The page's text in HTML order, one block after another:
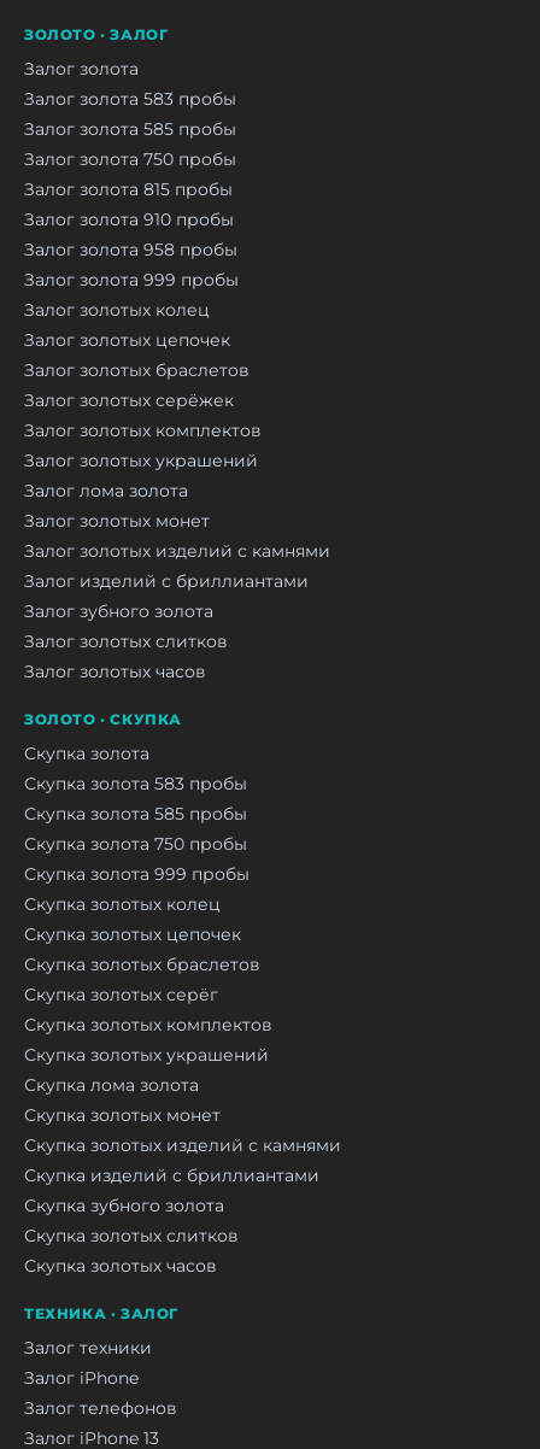
ЗОЛОТО · ЗАЛОГ
Залог золота
Залог золота 583 пробы
Залог золота 585 пробы
Залог золота 750 пробы
Залог золота 815 пробы
Залог золота 910 пробы
Залог золота 958 пробы
Залог золота 999 пробы
Залог золотых колец
Залог золотых цепочек
Залог золотых браслетов
Залог золотых серёжек
Залог золотых комплектов
Залог золотых украшений
Залог лома золота
Залог золотых монет
Залог золотых изделий с камнями
Залог изделий с бриллиантами
Залог зубного золота
Залог золотых слитков
Залог золотых часов
ЗОЛОТО · СКУПКА
Скупка золота
Скупка золота 583 пробы
Скупка золота 585 пробы
Скупка золота 750 пробы
Скупка золота 999 пробы
Скупка золотых колец
Скупка золотых цепочек
Скупка золотых браслетов
Скупка золотых серёг
Скупка золотых комплектов
Скупка золотых украшений
Скупка лома золота
Скупка золотых монет
Скупка золотых изделий с камнями
Скупка изделий с бриллиантами
Скупка зубного золота
Скупка золотых слитков
Скупка золотых часов
ТЕХНИКА · ЗАЛОГ
Залог техники
Залог iPhone
Залог телефонов
Залог iPhone 13